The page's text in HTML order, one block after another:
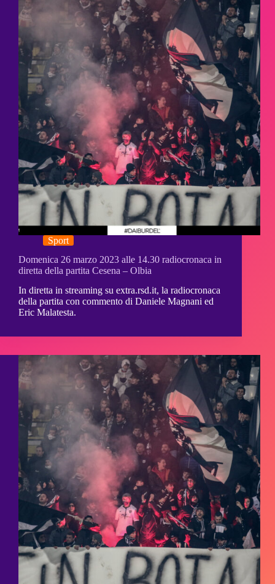
Sport
Domenica 26 marzo 2023 alle 14.30 radiocronaca in
diretta della partita Cesena – Olbia
In diretta in streaming su extra.rsd.it, la radiocronaca
della partita con commento di Daniele Magnani ed
Eric Malatesta.